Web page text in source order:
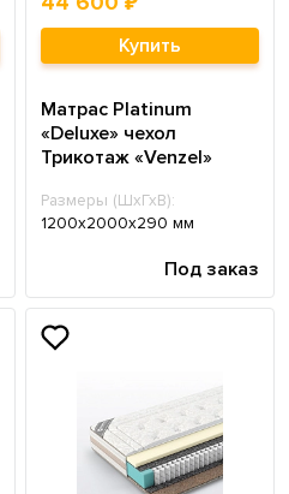
Купить
Матрас Platinum
«Deluxe» чехол
Трикотаж «Venzel»
Размеры (ШхГхВ):
1200х2000х290 мм
Под заказ